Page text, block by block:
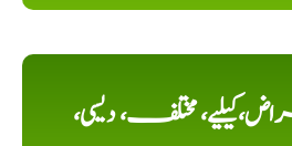
مختلف، دیسی،